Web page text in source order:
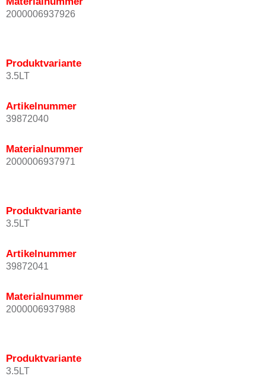
2000006937926
Produktvariante
3.5LT
Artikelnummer
39872040
Materialnummer
2000006937971
Produktvariante
3.5LT
Artikelnummer
39872041
Materialnummer
2000006937988
Produktvariante
3.5LT